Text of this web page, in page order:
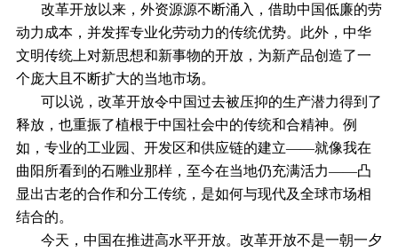
改革开放以来，外资源源不断涌入，借助中国低廉的劳
动力成本，并发挥专业化劳动力的传统优势。此外，中华
文明传统上对新思想和新事物的开放，为新产品创造了一
个庞大且不断扩大的当地市场。
可以说，改革开放令中国过去被压抑的生产潜力得到了
释放，也重振了植根于中国社会中的传统和合精神。例
如，专业的工业园、开发区和供应链的建立——就像我在
曲阳所看到的石雕业那样，至今在当地仍充满活力——凸
显出古老的合作和分工传统，是如何与现代及全球市场相
结合的。
今天，中国在推进高水平开放。改革开放不是一朝一夕